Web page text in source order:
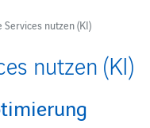
nutzen (KI)
nutzen (KI)